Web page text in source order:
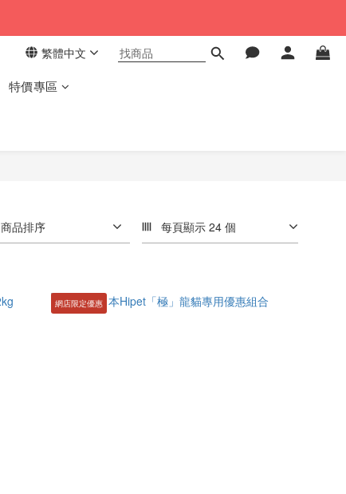
繁體中文
特價專區
商品排序 每頁顯示 24 個
網店限定優惠